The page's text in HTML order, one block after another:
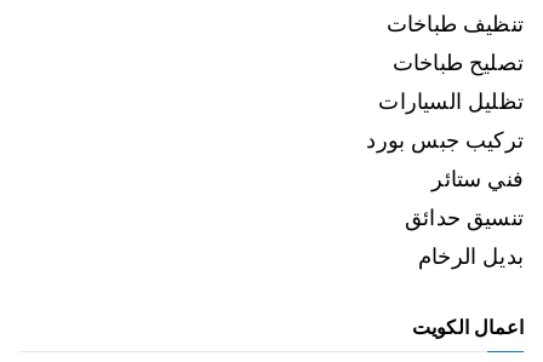
تنظيف طباخات
تصليح طباخات
تظليل السيارات
تركيب جبس بورد
فني ستائر
تنسيق حدائق
بديل الرخام
اعمال الكويت